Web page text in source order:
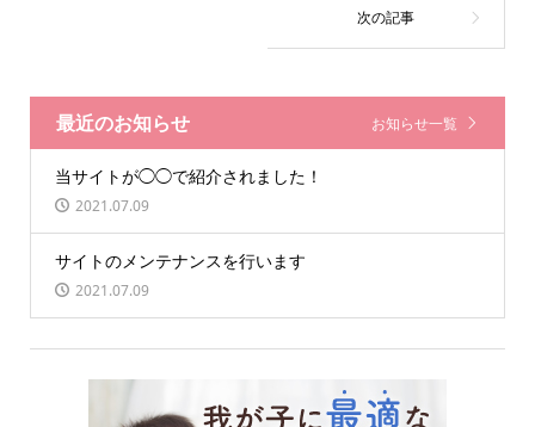
最近のお知らせ お知らせ一覧
当サイトが◯◯で紹介されました！
2021.07.09
サイトのメンテナンスを行います
2021.07.09